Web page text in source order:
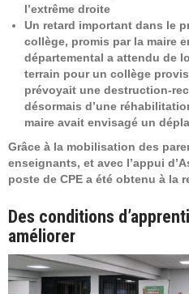
l’extrême droite
Un retard important dans le
collège, promis par la maire
départemental a attendu de
terrain pour un collège
prévoyait une destruction-
désormais d’une
maire avait envisagé un
Grâce à la mobilisation des
enseignants, et avec l’appui
poste de CPE a été obtenu à la
Des conditions
améliorer